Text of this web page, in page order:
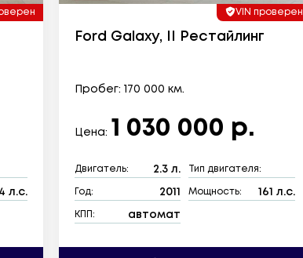
л.с.
VIN проверен
Ford Galaxy, II Рестайлинг
Пробег: 170 000 км.
Цена: 1 030 000 р.
Двигатель: 2.3 л. Тип двигателя:
Год: 2011 Мощность: 161 л.с.
КПП: автомат